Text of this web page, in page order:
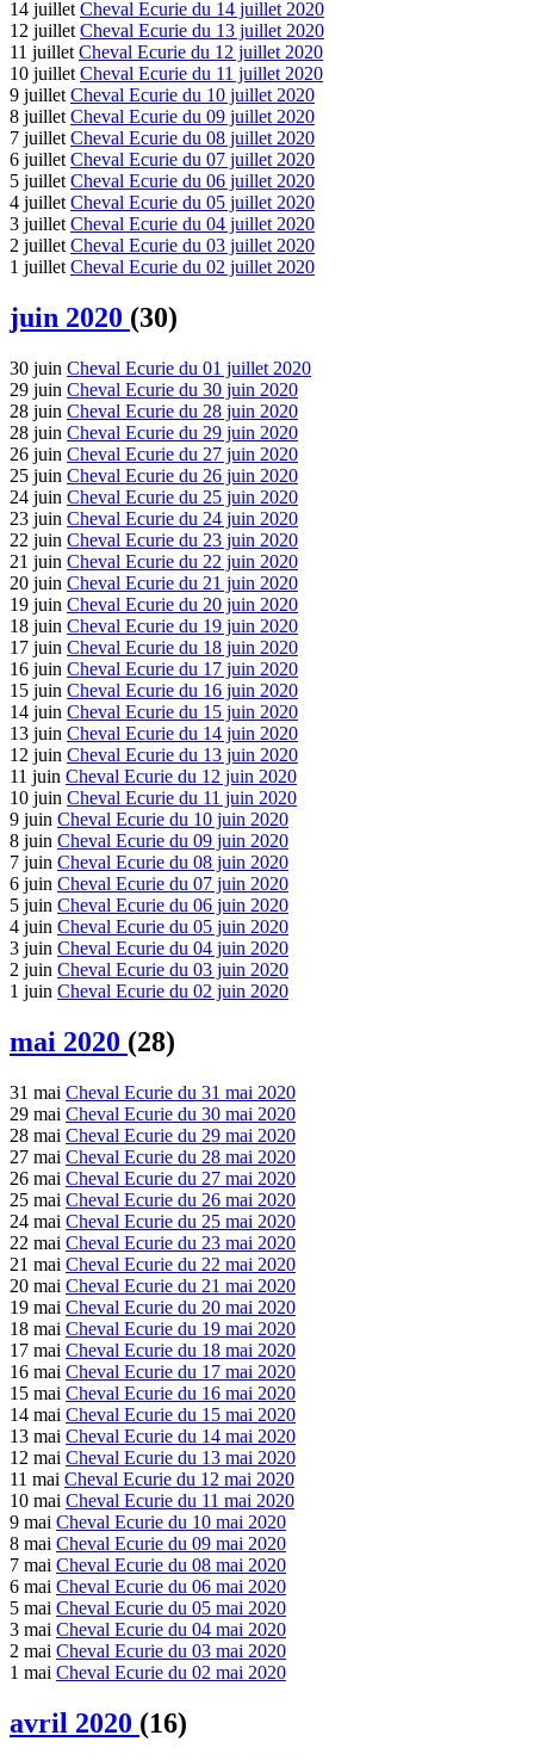
14 juillet Cheval Ecurie du 14 juillet 2020
12 juillet Cheval Ecurie du 13 juillet 2020
11 juillet Cheval Ecurie du 12 juillet 2020
10 juillet Cheval Ecurie du 11 juillet 2020
9 juillet Cheval Ecurie du 10 juillet 2020
8 juillet Cheval Ecurie du 09 juillet 2020
7 juillet Cheval Ecurie du 08 juillet 2020
6 juillet Cheval Ecurie du 07 juillet 2020
5 juillet Cheval Ecurie du 06 juillet 2020
4 juillet Cheval Ecurie du 05 juillet 2020
3 juillet Cheval Ecurie du 04 juillet 2020
2 juillet Cheval Ecurie du 03 juillet 2020
1 juillet Cheval Ecurie du 02 juillet 2020
juin 2020 (30)
30 juin Cheval Ecurie du 01 juillet 2020
29 juin Cheval Ecurie du 30 juin 2020
28 juin Cheval Ecurie du 28 juin 2020
28 juin Cheval Ecurie du 29 juin 2020
26 juin Cheval Ecurie du 27 juin 2020
25 juin Cheval Ecurie du 26 juin 2020
24 juin Cheval Ecurie du 25 juin 2020
23 juin Cheval Ecurie du 24 juin 2020
22 juin Cheval Ecurie du 23 juin 2020
21 juin Cheval Ecurie du 22 juin 2020
20 juin Cheval Ecurie du 21 juin 2020
19 juin Cheval Ecurie du 20 juin 2020
18 juin Cheval Ecurie du 19 juin 2020
17 juin Cheval Ecurie du 18 juin 2020
16 juin Cheval Ecurie du 17 juin 2020
15 juin Cheval Ecurie du 16 juin 2020
14 juin Cheval Ecurie du 15 juin 2020
13 juin Cheval Ecurie du 14 juin 2020
12 juin Cheval Ecurie du 13 juin 2020
11 juin Cheval Ecurie du 12 juin 2020
10 juin Cheval Ecurie du 11 juin 2020
9 juin Cheval Ecurie du 10 juin 2020
8 juin Cheval Ecurie du 09 juin 2020
7 juin Cheval Ecurie du 08 juin 2020
6 juin Cheval Ecurie du 07 juin 2020
5 juin Cheval Ecurie du 06 juin 2020
4 juin Cheval Ecurie du 05 juin 2020
3 juin Cheval Ecurie du 04 juin 2020
2 juin Cheval Ecurie du 03 juin 2020
1 juin Cheval Ecurie du 02 juin 2020
mai 2020 (28)
31 mai Cheval Ecurie du 31 mai 2020
29 mai Cheval Ecurie du 30 mai 2020
28 mai Cheval Ecurie du 29 mai 2020
27 mai Cheval Ecurie du 28 mai 2020
26 mai Cheval Ecurie du 27 mai 2020
25 mai Cheval Ecurie du 26 mai 2020
24 mai Cheval Ecurie du 25 mai 2020
22 mai Cheval Ecurie du 23 mai 2020
21 mai Cheval Ecurie du 22 mai 2020
20 mai Cheval Ecurie du 21 mai 2020
19 mai Cheval Ecurie du 20 mai 2020
18 mai Cheval Ecurie du 19 mai 2020
17 mai Cheval Ecurie du 18 mai 2020
16 mai Cheval Ecurie du 17 mai 2020
15 mai Cheval Ecurie du 16 mai 2020
14 mai Cheval Ecurie du 15 mai 2020
13 mai Cheval Ecurie du 14 mai 2020
12 mai Cheval Ecurie du 13 mai 2020
11 mai Cheval Ecurie du 12 mai 2020
10 mai Cheval Ecurie du 11 mai 2020
9 mai Cheval Ecurie du 10 mai 2020
8 mai Cheval Ecurie du 09 mai 2020
7 mai Cheval Ecurie du 08 mai 2020
6 mai Cheval Ecurie du 06 mai 2020
5 mai Cheval Ecurie du 05 mai 2020
3 mai Cheval Ecurie du 04 mai 2020
2 mai Cheval Ecurie du 03 mai 2020
1 mai Cheval Ecurie du 02 mai 2020
avril 2020 (16)